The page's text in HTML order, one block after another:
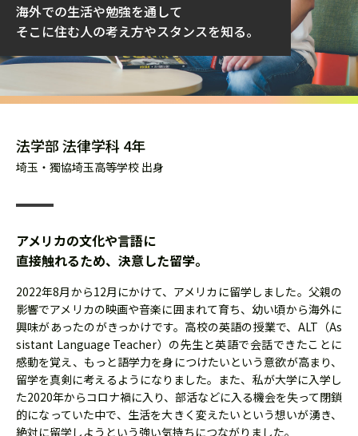
海外での生活や勉強を通して
そこに住む人の考え方やスタンスを知る。
法学部 法律学科 4年
埼玉・獨協埼玉高等学校 出身
アメリカの文化や言語に
直接触れるため、決意した留学。
2022年8月から12月にかけて、アメリカに留学しました。父親の
影響でアメリカの映画や音楽に囲まれて育ち、幼い頃から海外に
興味があったのがきっかけです。高校の英語の授業で、ALT（As
sistant Language Teacher）の先生と英語で会話できたことに
感動を覚え、もっと語学力を身につけたいという意欲が高まり、
留学を真剣に考えるようになりました。また、私が大学に入学し
た2020年からコロナ禍に入り、部活などに入る機会を失って閉鎖
的になっていた中で、生活を大きく変えたいという想いが湧き、
絶対に留学しようという強い気持ちにつながりました。